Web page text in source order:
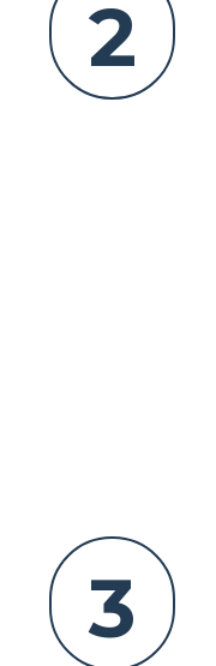
2
3